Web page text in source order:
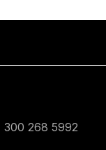
300 268 5992